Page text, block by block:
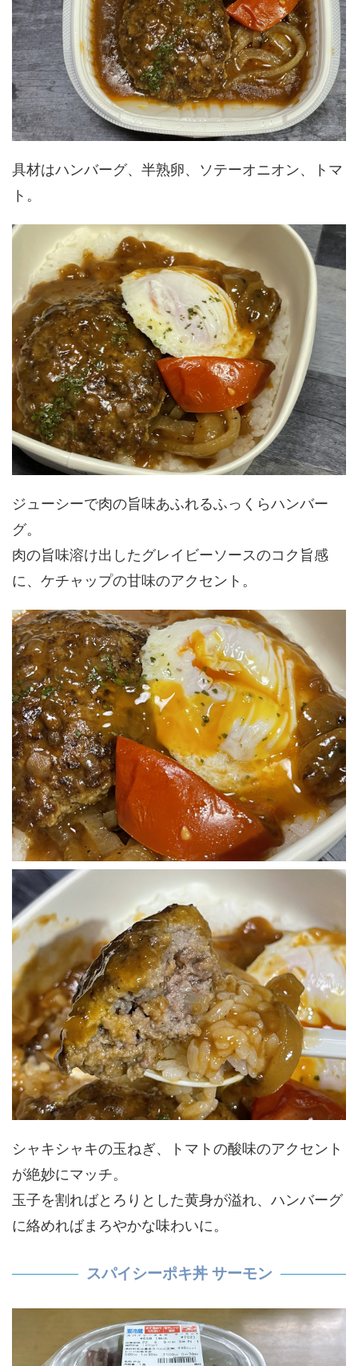
具材はハンバーグ、半熟卵、ソテーオニオン、トマ
ト。
ジューシーで肉の旨味あふれるふっくらハンバー
グ。
肉の旨味溶け出したグレイビーソースのコク旨感
に、ケチャップの甘味のアクセント。
シャキシャキの玉ねぎ、トマトの酸味のアクセント
が絶妙にマッチ。
玉子を割ればとろりとした黄身が溢れ、ハンバーグ
に絡めればまろやかな味わいに。
スパイシーポキ丼 サーモン